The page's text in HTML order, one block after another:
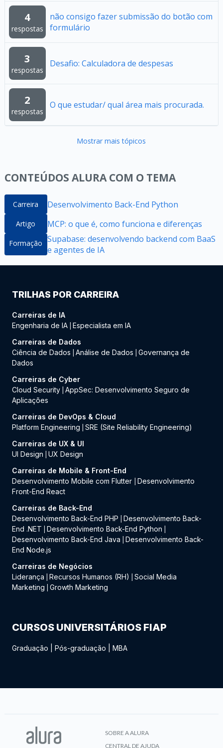
4
respostas
não consigo fazer submissão do botão com
formulário
3
respostas
Desafio: Calculadora de despesas
2
respostas
O que estudar/ qual área mais procurada.
Mostrar mais tópicos
CONTEÚDOS ALURA COM O TEMA
Carreira Desenvolvimento Back-End Python
Artigo MCP: o que é, como funciona e diferenças
Formação Supabase: desenvolvendo backend com BaaS
e agentes de IA
TRILHAS POR CARREIRA
Carreiras de IA
Engenharia de IA Especialista em IA
Carreiras de Dados
Ciência de Dados
Análise de Dados
Governança de
Dados
Carreiras de Cyber
Cloud Security AppSec: Desenvolvimento Seguro de
Aplicações
Carreiras de DevOps & Cloud
Platform Engineering
SRE (Site Reliability Engineering)
Carreiras de UX & UI
UI Design
UX Design
Carreiras de Mobile & Front-End
Desenvolvimento Mobile com Flutter
Desenvolvimento
Front-End React
Carreiras de Back-End
Desenvolvimento Back-End PHP
Desenvolvimento Back-
End .NET
Desenvolvimento Back-End Python
Desenvolvimento Back-End Java
Desenvolvimento Back-
End Node.js
Carreiras de Negócios
Liderança
Recursos Humanos (RH)
Social Media
Marketing
Growth Marketing
CURSOS UNIVERSITÁRIOS FIAP
Graduação Pós-graduação MBA
SOBRE A ALURA
CENTRAL DE AJUDA